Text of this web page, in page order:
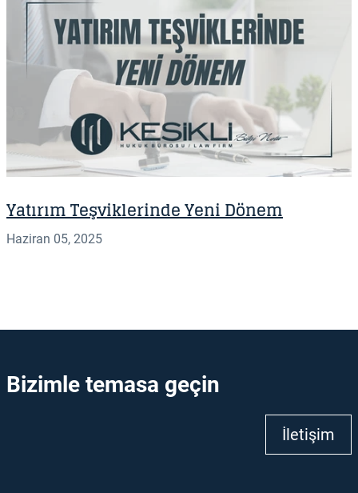
Yatırım Teşviklerinde Yeni Dönem
Haziran 05, 2025
Bizimle temasa geçin
İletişim